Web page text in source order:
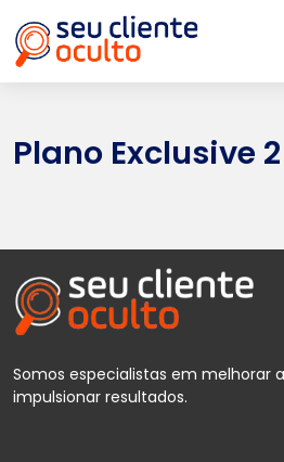
Plano Exclusive 2
Somos especialistas em melhorar
impulsionar resultados.